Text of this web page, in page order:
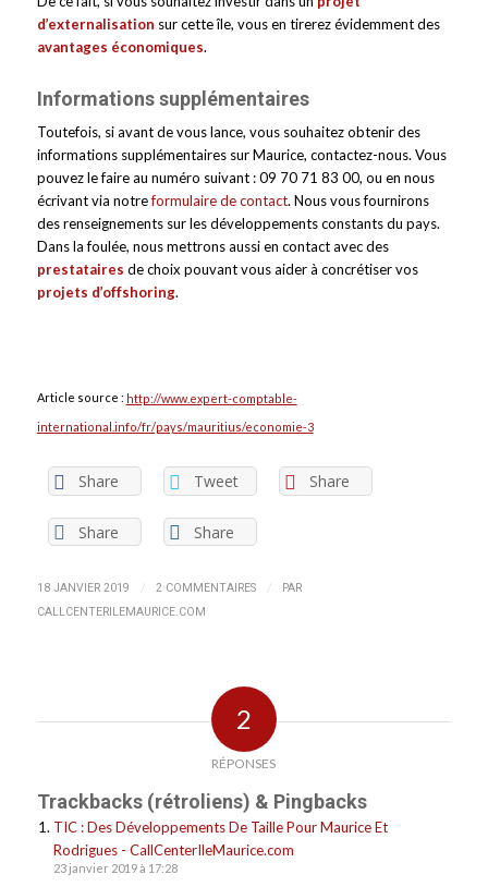
d’externalisation sur cette île, vous en tirerez évidemment des
avantages économiques.
Informations supplémentaires
Toutefois, si avant de vous lance, vous souhaitez obtenir des
informations supplémentaires sur Maurice, contactez-nous. Vous
pouvez le faire au numéro suivant : 09 70 71 83 00, ou en nous
écrivant via notreformulaire de contact. Nous vous fournirons
des renseignements sur les développements constants du pays.
Dans la foulée, nous mettrons aussi en contact avec des
prestataires de choix pouvant vous aider à concrétiser vos
projets d’offshoring.
Article source : http://www.expert-comptable-
international.info/fr/pays/mauritius/economie-3
Share Tweet Share
Share Share
18 JANVIER 2019 / 2 COMMENTAIRES /
PAR
CALLCENTERILEMAURICE.COM
2
RÉPONSES
Trackbacks (rétroliens) & Pingbacks
TIC : Des Développements De Taille Pour Maurice Et
Rodrigues - CallCenterIleMaurice.com
23 janvier 2019 à 17:28